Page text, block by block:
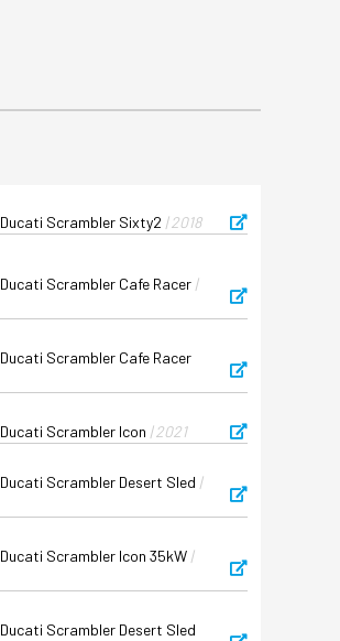
Ducati Scrambler Sixty2 | 2018
Ducati Scrambler Cafe Racer |
Ducati Scrambler Cafe Racer
Ducati Scrambler Icon | 2021
Ducati Scrambler Desert Sled |
Ducati Scrambler Icon 35kW |
Ducati Scrambler Desert Sled